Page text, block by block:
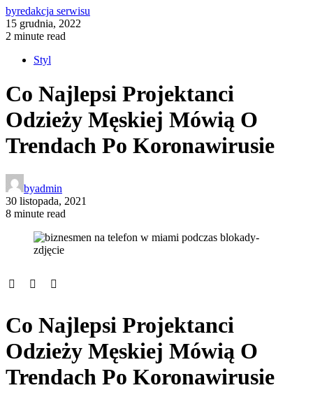
byredakcja serwisu
15 grudnia, 2022
2 minute read
Styl
Co Najlepsi Projektanci
Odzieży Męskiej Mówią O
Trendach Po Koronawirusie
byadmin
30 listopada, 2021
8 minute read
Co Najlepsi Projektanci
Odzieży Męskiej Mówią O
Trendach Po Koronawirusie